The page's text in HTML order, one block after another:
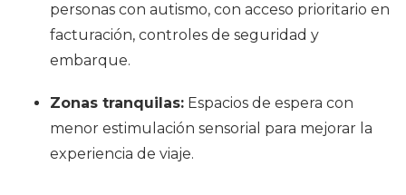
personas con autismo, con acceso prioritario en
facturación, controles de seguridad y
embarque.
Zonas tranquilas: Espacios de espera con
menor estimulación sensorial para mejorar la
experiencia de viaje.